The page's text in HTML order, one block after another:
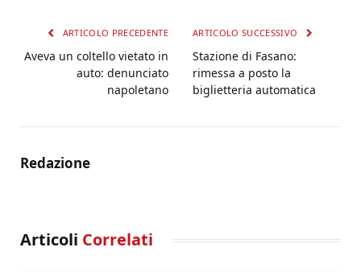
ARTICOLO PRECEDENTE
Aveva un coltello vietato in
auto: denunciato
napoletano
ARTICOLO SUCCESSIVO
Stazione di Fasano:
rimessa a posto la
biglietteria automatica
Redazione
Articoli Correlati